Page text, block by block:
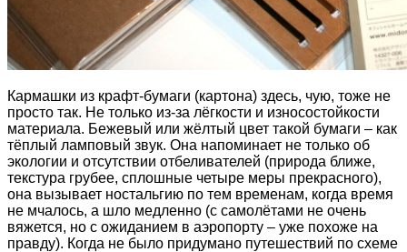
Кармашки из крафт-бумаги (картона) здесь, чую, тоже не
просто так. Не только из-за лёгкости и износостойкости
материала. Бежевый или жёлтый цвет такой бумаги – как
тёплый ламповый звук. Она напоминает не только об
экологии и отсутствии отбеливателей (природа ближе,
текстура грубее, сплошные четыре меры прекрасного),
она вызывает ностальгию по тем временам, когда время
не мчалось, а шло медленно (с самолётами не очень
вяжется, но с ожиданием в аэропорту – уже похоже на
правду). Когда не было придумано путешествий по схеме